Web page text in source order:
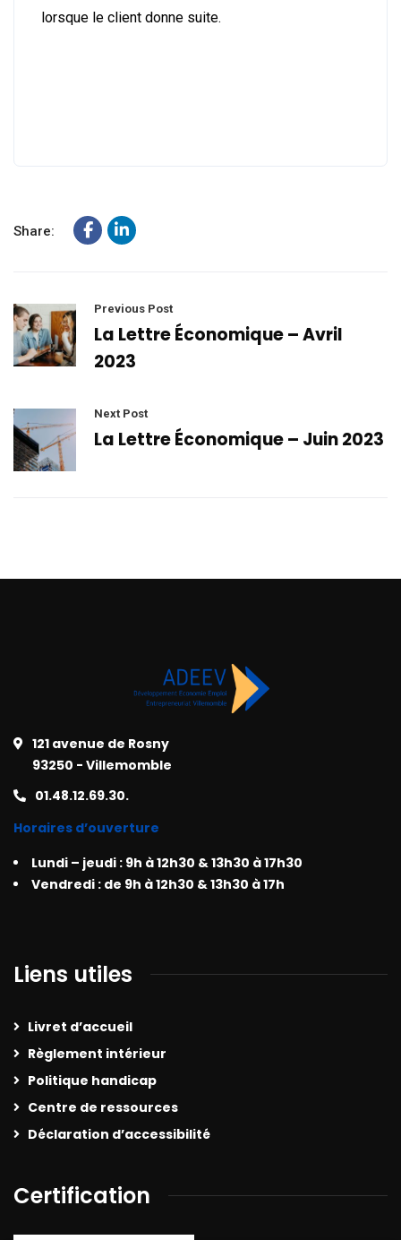
lorsque le client donne suite.
Share:
Previous Post
La Lettre Économique – Avril
2023
Next Post
La Lettre Économique – Juin 2023
121 avenue de Rosny
93250 - Villemomble
01.48.12.69.30.
Horaires d’ouverture
Lundi – jeudi : 9h à 12h30 & 13h30 à 17h30
Vendredi : de 9h à 12h30 & 13h30 à 17h
Liens utiles
Livret d’accueil
Règlement intérieur
Politique handicap
Centre de ressources
Déclaration d’accessibilité
Certification